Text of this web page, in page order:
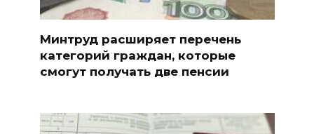
Минтруд расширяет перечень
категорий граждан, которые
смогут получать две пенсии